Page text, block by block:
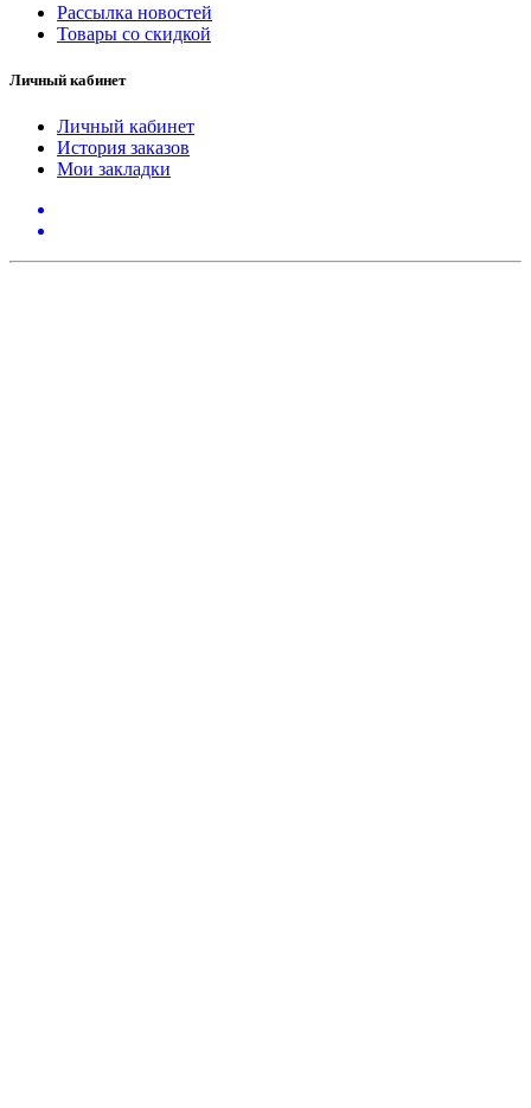
Рассылка новостей
Товары со скидкой
Личный кабинет
Личный кабинет
История заказов
Мои закладки